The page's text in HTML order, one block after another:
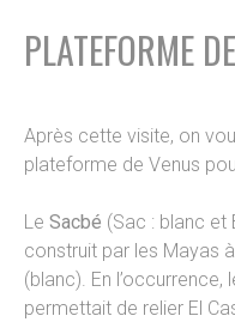
PLATEFORME
Après cette visite, on
plateforme de Venus
Le Sacbé (Sac : blanc et
construit par les Mayas
(blanc). En
permettait de relier El